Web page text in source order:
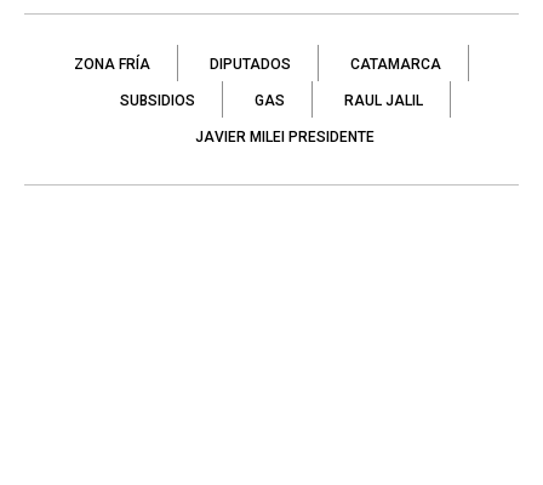
ZONA FRÍA DIPUTADOS CATAMARCA
SUBSIDIOS GAS RAUL JALIL
JAVIER MILEI PRESIDENTE